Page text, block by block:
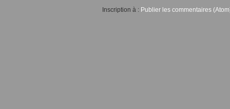
Inscription à : Publier les commentaires